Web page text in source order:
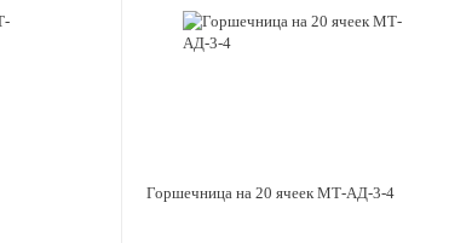
Горшечница на 20 ячеек МТ-АД-3-4